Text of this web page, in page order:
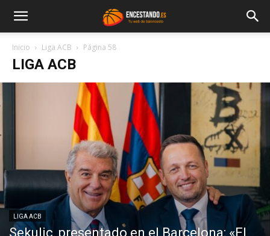
Inicio Liga ACB Página 58
LIGA ACB
LIGA ACB
Sekulic, presentado en el Barcelona: «El